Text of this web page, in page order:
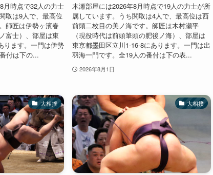
月時点で32人の力士
取は9人で、最高位
師匠は伊勢ヶ濱春
富士）、部屋は東
ります。一門は伊勢
付は下の...
木瀬部屋には2026年8月時点で19人の力士が所
属しています。うち関取は4人で、最高位は西
前頭二枚目の美ノ海です。師匠は木村瀬平
（現役時代は前頭筆頭の肥後ノ海）、部屋は
東京都墨田区立川1-16-8にあります。一門は出
羽海一門です。全19人の番付は下の表...
2026年8月1日
大相撲 大相撲